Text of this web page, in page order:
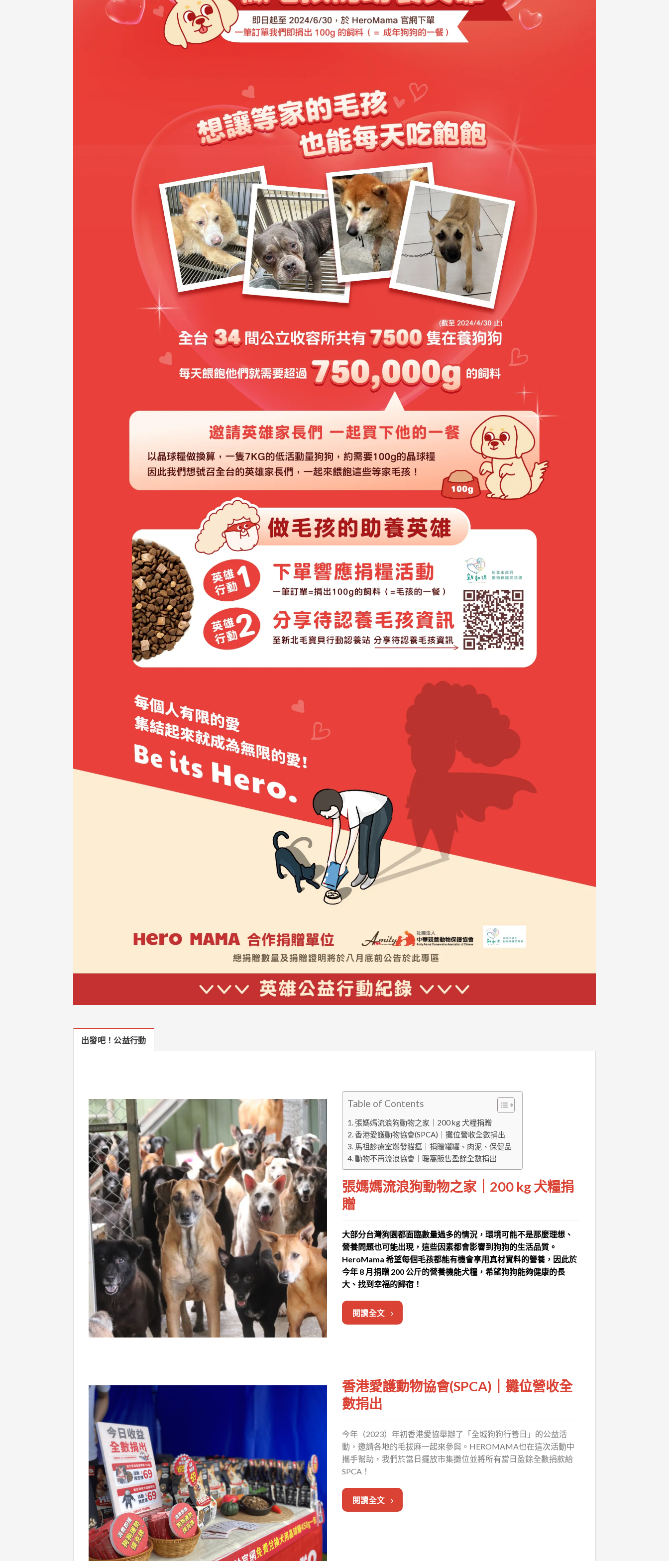
出發吧！公益行動
Table of Contents
張媽媽流浪狗動物之家｜200 kg 犬糧捐贈
香港愛護動物協會(SPCA)｜攤位營收全數捐出
馬祖診療室爆發貓瘟｜捐贈罐罐、肉泥、保健品
動物不再流浪協會｜暖窩販售盈餘全數捐出
張媽媽流浪狗動物之家｜200 kg 犬糧捐
贈
大部分台灣狗園都面臨數量過多的情況，環境可能不是那麼理想、
營養問題也可能出現，這些因素都會影響到狗狗的生活品質。
HeroMama 希望每個毛孩都能有機會享用真材實料的營養，因此於
今年 8 月捐贈 200 公斤的營養機能犬糧，希望狗狗能夠健康的長
大、找到幸福的歸宿！
閱讀全文
香港愛護動物協會(SPCA)｜攤位營收全
數捐出
今年（2023）年初香港愛協舉辦了「全城狗狗行善日」的公益活
動，邀請各地的毛拔麻一起來參與。HEROMAMA也在這次活動中
攜手幫助，我們於當日擺放市集攤位並將所有當日盈餘全數捐款給
SPCA！
閱讀全文